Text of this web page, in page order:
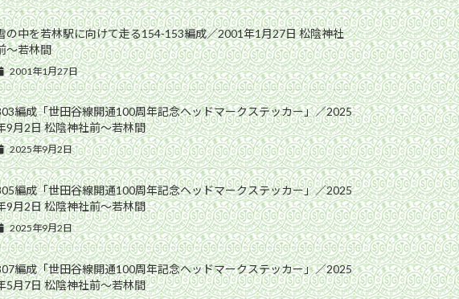
の中を若林駅に向けて走る154-153編成／2001年1月27日 松陰神社
〜若林間
2001年1月27日
編成「世田谷線開通100周年記念ヘッドマークステッカー」／2025
9月2日 松陰神社前〜若林間
2025年9月2日
編成「世田谷線開通100周年記念ヘッドマークステッカー」／2025
9月2日 松陰神社前〜若林間
2025年9月2日
編成「世田谷線開通100周年記念ヘッドマークステッカー」／2025
5月7日 松陰神社前〜若林間